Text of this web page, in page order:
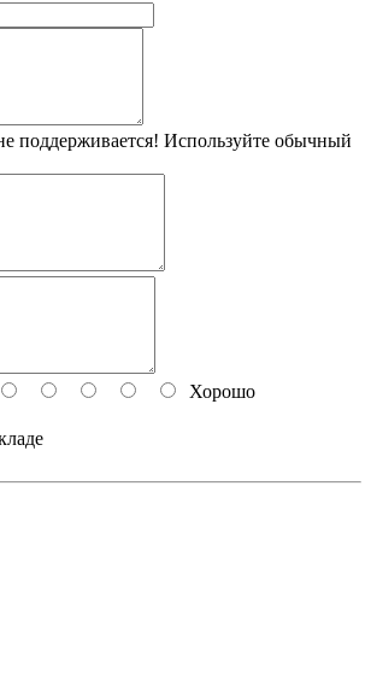
поддерживается! Используйте обычный
Хорошо